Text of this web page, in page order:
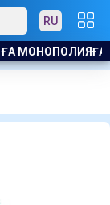
RU
ЗАҢ